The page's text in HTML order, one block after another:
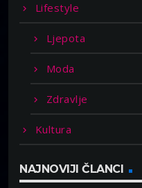
Lifestyle
Ljepota
Moda
Zdravlje
Kultura
NAJNOVIJI ČLANCI